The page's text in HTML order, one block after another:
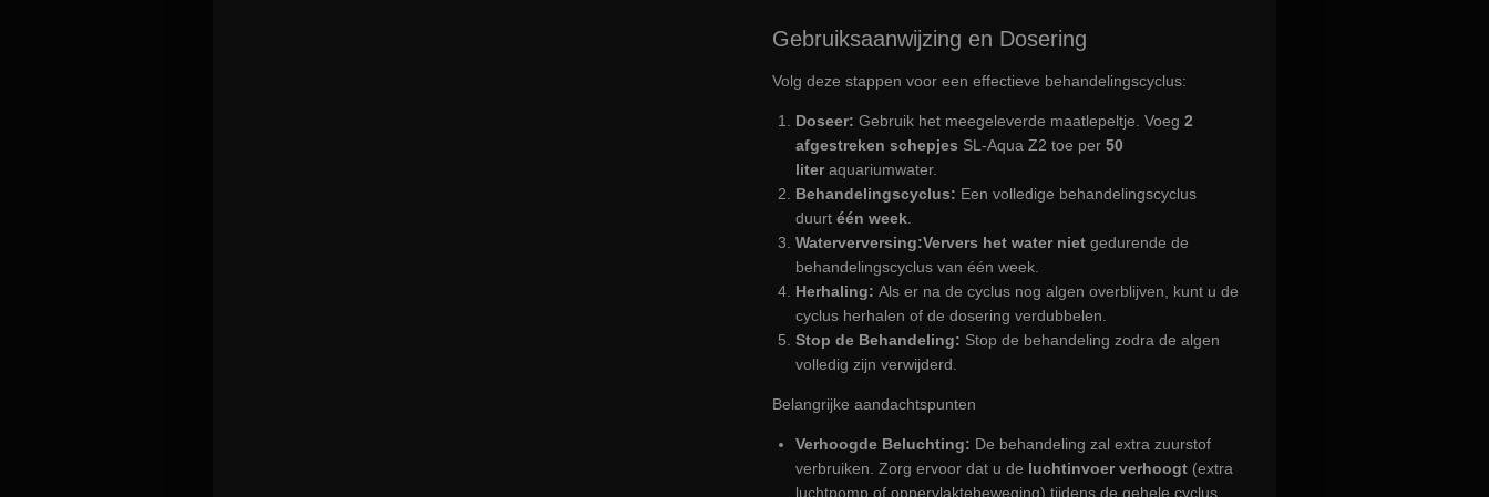
Gebruiksaanwijzing en Dosering
Volg deze stappen voor een effectieve behandelingscyclus:
Doseer: Gebruik het meegeleverde maatlepeltje. Voeg 2
afgestreken schepjes SL-Aqua Z2 toe per 50
liter aquariumwater.
Behandelingscyclus: Een volledige behandelingscyclus
duurt één week.
Waterverversing:Ververs het water niet gedurende de
behandelingscyclus van één week.
Herhaling: Als er na de cyclus nog algen overblijven, kunt u de
cyclus herhalen of de dosering verdubbelen.
Stop de Behandeling: Stop de behandeling zodra de algen
volledig zijn verwijderd.
Belangrijke aandachtspunten
Verhoogde Beluchting: De behandeling zal extra zuurstof
verbruiken. Zorg ervoor dat u de luchtinvoer verhoogt (extra
luchtpomp of oppervlaktebeweging) tijdens de gehele cyclus.